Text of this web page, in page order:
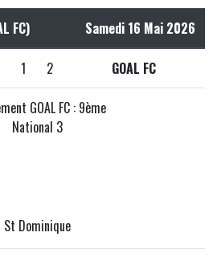
FC) Samedi 16 Mai 2026
1 2 GOAL FC
GOAL FC : 9ème
National 3
St Dominique